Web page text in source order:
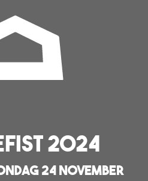
2024
24 NOVEMBER